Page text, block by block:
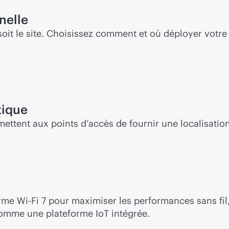
le site. Choisissez comment et où déployer
aux points d’accès de fournir une
Wi-Fi 7 pour maximiser les performances sans
une plateforme IoT intégrée.